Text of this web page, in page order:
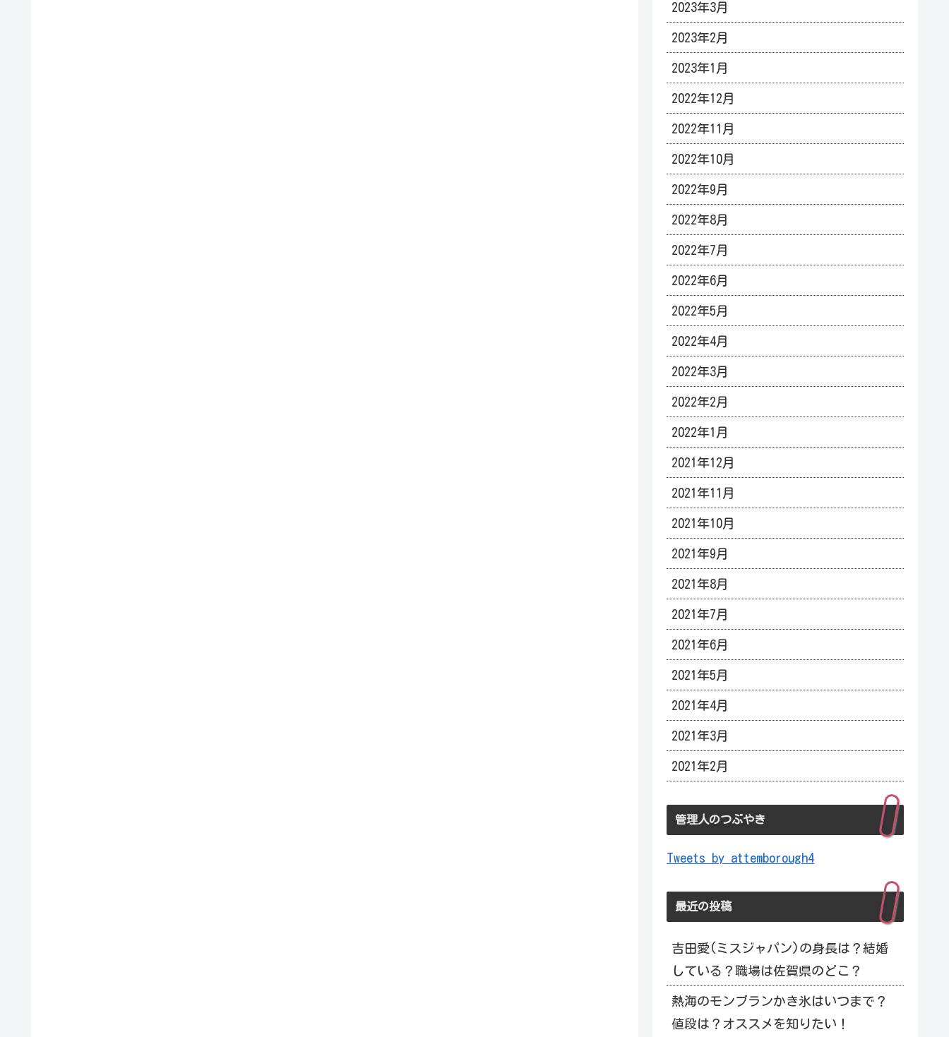
2023年3月
2023年2月
2023年1月
2022年12月
2022年11月
2022年10月
2022年9月
2022年8月
2022年7月
2022年6月
2022年5月
2022年4月
2022年3月
2022年2月
2022年1月
2021年12月
2021年11月
2021年10月
2021年9月
2021年8月
2021年7月
2021年6月
2021年5月
2021年4月
2021年3月
2021年2月
管理人のつぶやき
Tweets by attemborough4
最近の投稿
吉田愛(ミスジャパン)の身長は？結婚
している？職場は佐賀県のどこ？
熱海のモンブランかき氷はいつまで？
値段は？オススメを知りたい！